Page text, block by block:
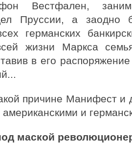
Вестфален,
Пруссии, а
германских
жизни Маркса
в его
причине Манифест и
и
маской